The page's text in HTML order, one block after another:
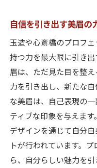
自信を引き出す美眉の
玉造や心斎橋のプロフ
持つ力を最大限に引き
眉は、ただ見た目を整
力を引き出し、新たな
な美眉は、自己表現の
ティブな印象を与えま
デザインを通じて自分
トが行われています。
ら、自分らしい魅力を